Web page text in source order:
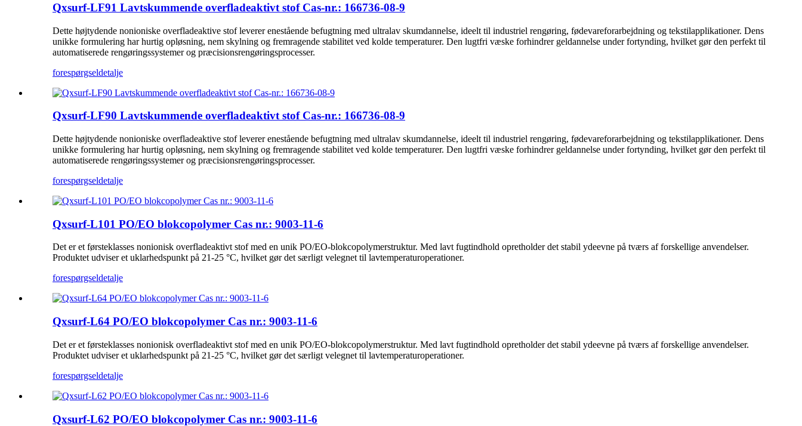
Qxsurf-LF91 Lavtskummende overfladeaktivt stof Cas-nr.: 166736-08-9
Dette højtydende nonioniske overfladeaktive stof leverer enestående befugtning med ultralav skumdannelse, ideelt til industriel rengøring, fødevareforarbejdning og tekstilapplikationer. Dens
unikke formulering har hurtig opløsning, nem skylning og fremragende stabilitet ved kolde temperaturer. Den lugtfri væske forhindrer geldannelse under fortynding, hvilket gør den perfekt til
automatiserede rengøringssystemer og præcisionsrengøringsprocesser.
forespørgseldetalje
Qxsurf-LF90 Lavtskummende overfladeaktivt stof Cas-nr.: 166736-08-9
Dette højtydende nonioniske overfladeaktive stof leverer enestående befugtning med ultralav skumdannelse, ideelt til industriel rengøring, fødevareforarbejdning og tekstilapplikationer. Dens
unikke formulering har hurtig opløsning, nem skylning og fremragende stabilitet ved kolde temperaturer. Den lugtfri væske forhindrer geldannelse under fortynding, hvilket gør den perfekt til
automatiserede rengøringssystemer og præcisionsrengøringsprocesser.
forespørgseldetalje
Qxsurf-L101 PO/EO blokcopolymer Cas nr.: 9003-11-6
Det er et førsteklasses nonionisk overfladeaktivt stof med en unik PO/EO-blokcopolymerstruktur. Med lavt fugtindhold opretholder det stabil ydeevne på tværs af forskellige anvendelser.
Produktet udviser et uklarhedspunkt på 21-25 °C, hvilket gør det særligt velegnet til lavtemperaturoperationer.
forespørgseldetalje
Qxsurf-L64 PO/EO blokcopolymer Cas nr.: 9003-11-6
Det er et førsteklasses nonionisk overfladeaktivt stof med en unik PO/EO-blokcopolymerstruktur. Med lavt fugtindhold opretholder det stabil ydeevne på tværs af forskellige anvendelser.
Produktet udviser et uklarhedspunkt på 21-25 °C, hvilket gør det særligt velegnet til lavtemperaturoperationer.
forespørgseldetalje
Qxsurf-L62 PO/EO blokcopolymer Cas nr.: 9003-11-6